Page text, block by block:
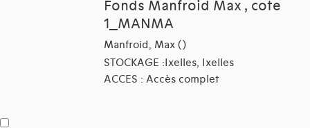
Fonds Manfroid Max , cote
1_MANMA
Manfroid, Max ()
STOCKAGE :Ixelles, Ixelles
ACCES : Accès complet